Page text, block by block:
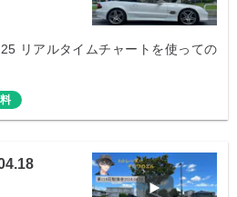
リアルタイムチャートを使っての